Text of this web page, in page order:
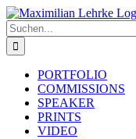
Zum
Inhalt
springen
Suche
nach:
PORTFOLIO
COMMISSIONS
SPEAKER
PRINTS
VIDEO